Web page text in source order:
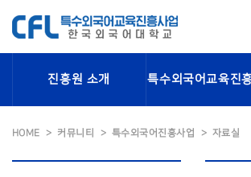
진흥원 소개 특수외국어교육진
HOME 커뮤니티 특수외국어진흥사업 자료실